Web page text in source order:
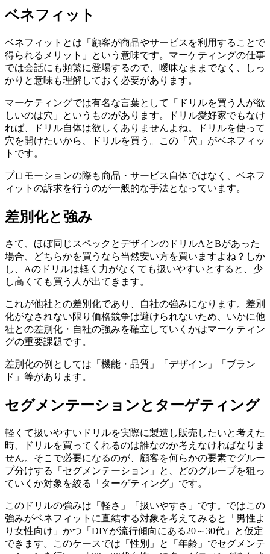
ベネフィット
ベネフィットとは「顧客が商品やサービスを利用することで
得られるメリット」という意味です。マーケティングの仕事
では会話にも頻繁に登場するので、曖昧なままでなく、しっ
かりと意味も理解しておく必要があります。
マーケティングでは有名な言葉として「ドリルを買う人が欲
しいのは穴」というものがあります。ドリル愛好家でもなけ
れば、ドリル自体は欲しくありませんよね。ドリルを使って
穴を開けたいから、ドリルを買う。この「穴」がベネフィッ
トです。
プロモーションの際も商品・サービス自体ではなく、ベネフ
ィットの訴求を行うのが一般的な手法となっています。
差別化と強み
さて、ほぼ同じスペックとデザインのドリルAとBがあった
場合、どちらかを買うなら当然安い方を買いますよね？しか
し、Aのドリルは軽く力がなくても扱いやすいとすると、少
し高くても買う人が出てきます。
これが他社との差別化であり、自社の強みになります。差別
化がなされない限り価格競争は避けられないため、いかに他
社との差別化・自社の強みを確立していくかはマーケティン
グの重要課題です。
差別化の例としては「機能・品質」「デザイン」「ブラン
ド」等があります。
セグメンテーションとターゲティング
軽くて扱いやすいドリルを実際に製造し販売したいと考えた
時、ドリルを買ってくれるのは誰なのか考えなければなりま
せん。そこで必要になるのが、顧客を何らかの要素でグルー
プ分けする「セグメンテーション」と、どのグループを狙っ
ていくか対象を絞る「ターゲティング」です。
このドリルの強みは「軽さ」「扱いやすさ」です。ではこの
強みがベネフィットに直結する対象を考えてみると「男性よ
り女性向け」かつ「DIYが流行傾向にある20～30代」と仮定
できます。このケースでは「性別」と「年齢」でセグメンテ